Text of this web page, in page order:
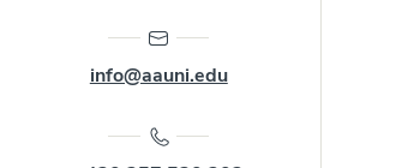
info@aauni.edu